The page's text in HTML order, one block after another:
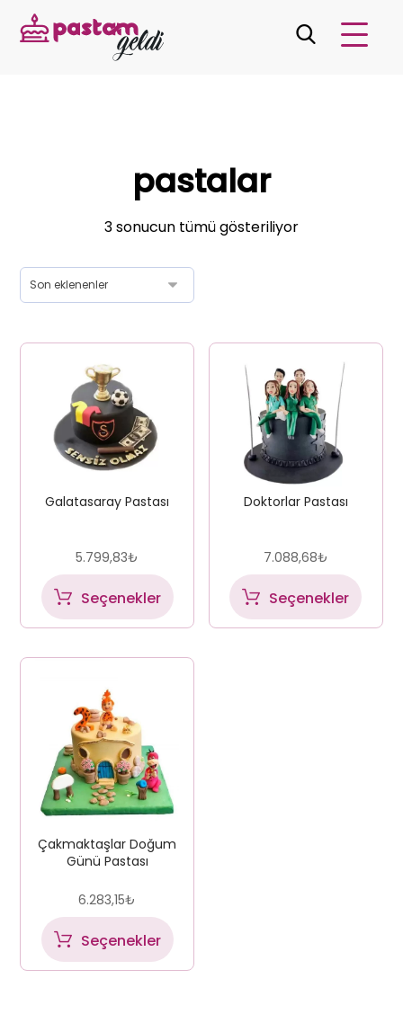
pastalar
3 sonucun tümü gösteriliyor
Galatasaray Pastası
5.799,83₺
Seçenekler
Doktorlar Pastası
7.088,68₺
Seçenekler
Çakmaktaşlar Doğum
Günü Pastası
6.283,15₺
Seçenekler